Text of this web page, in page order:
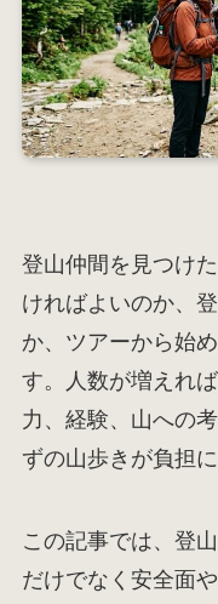
登山仲間を見つけ
ければよいのか、
か、ツアーから始
す。人数が増えれ
力、経験、山への
ずの山歩きが負担
この記事では、登
だけでなく安全面